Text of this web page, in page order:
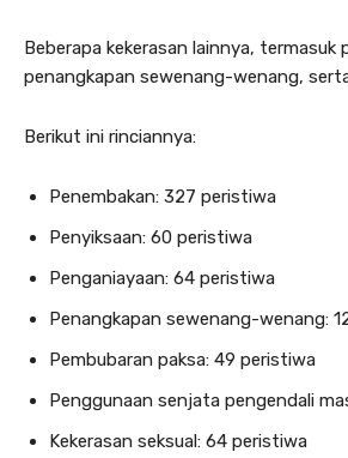
Beberapa kekerasan lainnya, termasuk
penangkapan sewenang-wenang,
Berikut ini rinciannya:
Penembakan: 327 peristiwa
Penyiksaan: 60 peristiwa
Penganiayaan: 64 peristiwa
Penangkapan sewenang-wenang:
Pembubaran paksa: 49 peristiwa
Penggunaan senjata pengendali
Kekerasan seksual: 64 peristiwa